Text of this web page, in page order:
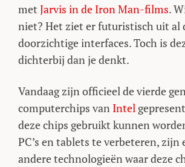
met Jarvis in de Iron Man-films.
niet? Het ziet er futuristisch uit al
doorzichtige interfaces. Toch is
dichterbij dan je denkt.
Vandaag zijn officieel de vierde
computerchips van Intel
deze chips gebruikt kunnen
PC’s en tablets te verbeteren, zijn
andere technologieën waar deze